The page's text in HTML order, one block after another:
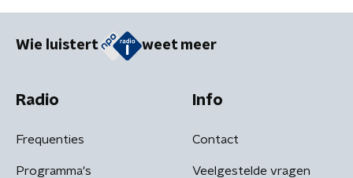
Wie luistert weet meer
Radio
Frequenties
Programma's
Info
Contact
Veelgestelde vragen